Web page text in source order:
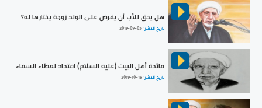
هل يحق للأب أن يفرض على الولد زوجة يختارها له؟
تاريخ النشر :2019-09-05
مائدة أهل البيت (عليه السلام) امتداد لعطاء السماء
تاريخ النشر :2019-10-19